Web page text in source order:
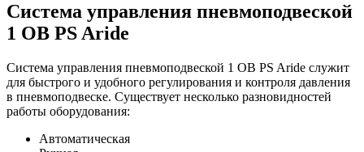
Система управления пневмоподвеской
1 OB PS Aride
Система управления пневмоподвеской 1 OB PS Aride служит
для быстрого и удобного регулирования и контроля давления
в пневмоподвеске. Существует несколько разновидностей
работы оборудования:
Автоматическая